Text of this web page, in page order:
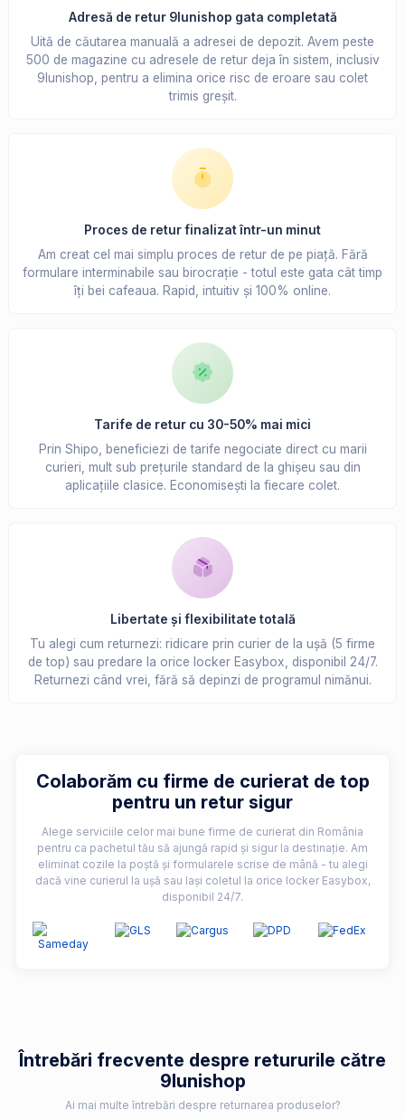
Adresă de retur 9lunishop gata completată
Uită de căutarea manuală a adresei de depozit. Avem peste
500 de magazine cu adresele de retur deja în sistem, inclusiv
9lunishop, pentru a elimina orice risc de eroare sau colet
trimis greșit.
Proces de retur finalizat într-un minut
Am creat cel mai simplu proces de retur de pe piață. Fără
formulare interminabile sau birocrație - totul este gata cât timp
îți bei cafeaua. Rapid, intuitiv și 100% online.
Tarife de retur cu 30-50% mai mici
Prin Shipo, beneficiezi de tarife negociate direct cu marii
curieri, mult sub prețurile standard de la ghișeu sau din
aplicațiile clasice. Economisești la fiecare colet.
Libertate și flexibilitate totală
Tu alegi cum returnezi: ridicare prin curier de la ușă (5 firme
de top) sau predare la orice locker Easybox, disponibil 24/7.
Returnezi când vrei, fără să depinzi de programul nimănui.
Colaborăm cu firme de curierat de top
pentru un retur sigur
Alege serviciile celor mai bune firme de curierat din România
pentru ca pachetul tău să ajungă rapid și sigur la destinație. Am
eliminat cozile la poștă și formularele scrise de mână - tu alegi
dacă vine curierul la ușă sau lași coletul la orice locker Easybox,
disponibil 24/7.
Întrebări frecvente despre retururile către
9lunishop
Ai mai multe întrebări despre returnarea produselor?